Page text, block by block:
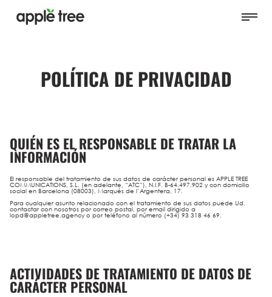
POLÍTICA DE PRIVACIDAD
QUIÉN ES EL RESPONSABLE DE TRATAR LA
INFORMACIÓN
El responsable del tratamiento de sus datos de carácter personal es APPLE TREE
COMMUNICATIONS, S.L.
(en adelante, “ATC”), N.I.F. B-64.497.902 y con domicilio
social en Barcelona (08003), Marqués de l’Argentera, 17.
Para cualquier asunto relacionado con el tratamiento de sus datos puede Ud.
contactar con nosotros por correo postal, por email dirigido a
lopd@appletree.agency o por teléfono al número (+34) 93 318 46 69.
ACTIVIDADES DE TRATAMIENTO DE DATOS DE
CARÁCTER PERSONAL